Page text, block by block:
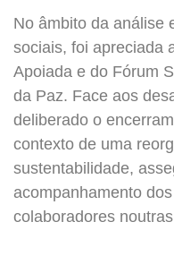
No âmbito da análise
sociais, foi apreciada
Apoiada e do Fórum
da Paz. Face aos
deliberado o
contexto de uma
sustentabilidade,
acompanhamento
colaboradores